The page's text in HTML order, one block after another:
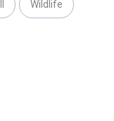
Wildlife